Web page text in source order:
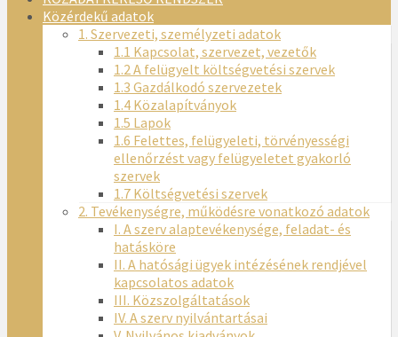
Közérdekű adatok
1. Szervezeti, személyzeti adatok
1.1 Kapcsolat, szervezet, vezetők
1.2 A felügyelt költségvetési szervek
1.3 Gazdálkodó szervezetek
1.4 Közalapítványok
1.5 Lapok
1.6 Felettes, felügyeleti, törvényességi
ellenőrzést vagy felügyeletet gyakorló
szervek
1.7 Költségvetési szervek
2. Tevékenységre, működésre vonatkozó adatok
I. A szerv alaptevékenysége, feladat- és
hatásköre
II. A hatósági ügyek intézésének rendjével
kapcsolatos adatok
III. Közszolgáltatások
IV. A szerv nyilvántartásai